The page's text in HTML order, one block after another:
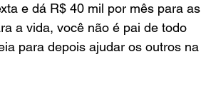
e dá R$ 40 mil por mês para as
a vida, você não é pai de todo
para depois ajudar os outros na